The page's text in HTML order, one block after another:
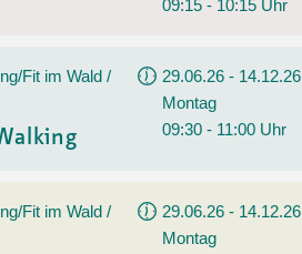
09:15 - 10:15 Uhr
Fit im Wald /
29.06.26 - 14.12.26
Montag
09:30 - 11:00 Uhr
Fit im Wald /
29.06.26 - 14.12.26
Montag